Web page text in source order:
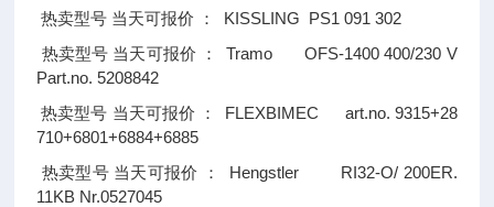
热卖型号 当天可报价 ： KISSLING PS1 091 302
热卖型号 当天可报价 ：
Tramo OFS-1400 400/230 V
Part.no. 5208842
热卖型号 当天可报价 ：
FLEXBIMEC art.no. 9315+28
710+6801+6884+6885
热卖型号 当天可报价 ：
Hengstler RI32-O/ 200ER.
11KB Nr.0527045